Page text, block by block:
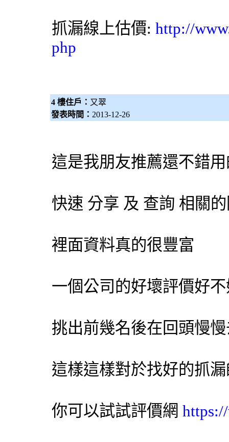
抓漏線上估價: http://
php
4 樓住戶： 又翠
發表時間： 2013-12-26
這是我朋友推薦還不錯
快速 分享 及 查詢 相關
裡面資料真的很豐富
一個公司的好壞評價好
挑出前幾名後在回頭慢
這樣這樣對於找好的抓
你可以試試評價網